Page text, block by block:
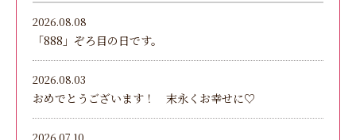
2026.08.08
「888」ぞろ目の日です。
2026.08.03
おめでとうございます！ 末永くお幸せに♡